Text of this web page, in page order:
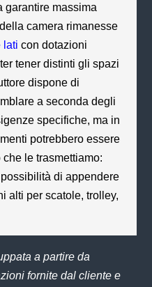
garantire massima
camera rimanesse
lati con dotazioni
tener distinti gli spazi
dispone di
a seconda degli
specifiche, ma in
potrebbero essere
le trasmettiamo:
di appendere
alti per scatole, trolley,
a partire da
fornite dal cliente e